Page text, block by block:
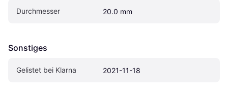
Durchmesser 20.0 mm
Sonstiges
Gelistet bei Klarna 2021-11-18